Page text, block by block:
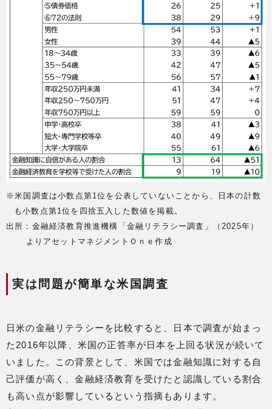
※米国調査は小数点第1位を公表していないことから、日本の計数
も小数点第1位を四捨五入した数値を掲載。
出所：金融経済教育推進機構「金融リテラシー調査」（2025年）
よりアセットマネジメントＯｎｅ作成
実は問題が簡単な米国調査
日米の金融リテラシーを比較すると、日本で調査が始まっ
た2016年以降、米国の正答率が日本を上回る状況が続いて
いました。この背景として、米国では金融知識に対する自
己評価が高く、金融経済教育を受けたと認識している割合
も高い点が影響しているという指摘もあります。